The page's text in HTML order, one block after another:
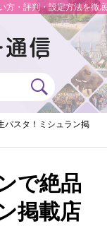
方・評判・設定方法を徹
パスタ！ミシュラン掲
で絶品
掲載店